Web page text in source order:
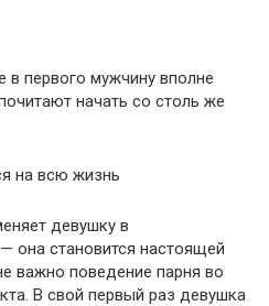
первого мужчину вполне
начать со столь же
на всю жизнь
девушку в
она становится настоящей
важно поведение парня во
В свой первый раз девушка